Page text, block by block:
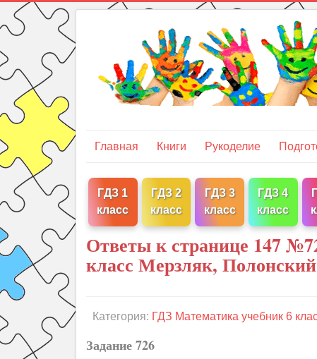
Главная Книги Рукоделие
ГДЗ 1
класс
ГДЗ 2
класс
ГДЗ 3
класс
ГДЗ 4
класс
Ответы к странице 147
класс Мерзляк,
Категория: ГДЗ Математика учебник 6
Задание 726